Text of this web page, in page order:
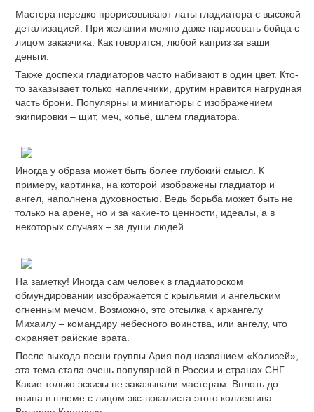
Мастера нередко прорисовывают латы гладиатора с высокой
детализацией. При желании можно даже нарисовать бойца с
лицом заказчика. Как говорится, любой каприз за ваши
деньги.
Также доспехи гладиаторов часто набивают в один цвет. Кто-
то заказывает только наплечники, другим нравится нагрудная
часть брони. Популярны и миниатюры с изображением
экипировки – щит, меч, копьё, шлем гладиатора.
Иногда у образа может быть более глубокий смысл. К
примеру, картинка, на которой изображены гладиатор и
ангел, наполнена духовностью. Ведь борьба может быть не
только на арене, но и за какие-то ценности, идеалы, а в
некоторых случаях – за души людей.
На заметку! Иногда сам человек в гладиаторском
обмундировании изображается с крыльями и ангельским
огненным мечом. Возможно, это отсылка к архангелу
Михаилу – командиру небесного воинства, или ангелу, что
охраняет райские врата.
После выхода песни группы Ария под названием «Колизей»,
эта тема стала очень популярной в России и странах СНГ.
Какие только эскизы не заказывали мастерам. Вплоть до
воина в шлеме с лицом экс-вокалиста этого коллектива